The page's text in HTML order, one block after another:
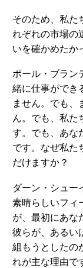
そのため、私た
れぞれの市場の
いを確かめたか
ポール・ブラン
緒に仕事ができ
ません。でも、
ん。でも、私た
す。でも、あな
です。なぜ私た
だけますか？
ダーン・シュー
素晴らしいフィ
が、最初にあな
彼らが、あるい
組もうとしたの
れが主な理由で